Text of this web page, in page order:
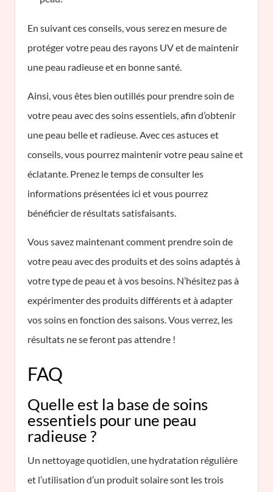
En suivant ces conseils, vous serez en mesure de
protéger votre peau des rayons UV et de maintenir
une peau radieuse et en bonne santé.
Ainsi, vous êtes bien outillés pour prendre soin de
votre peau avec des soins essentiels, afin d’obtenir
une peau belle et radieuse. Avec ces astuces et
conseils, vous pourrez maintenir votre peau saine et
éclatante. Prenez le temps de consulter les
informations présentées ici et vous pourrez
bénéficier de résultats satisfaisants.
Vous savez maintenant comment prendre soin de
votre peau avec des produits et des soins adaptés à
votre type de peau et à vos besoins. N’hésitez pas à
expérimenter des produits différents et à adapter
vos soins en fonction des saisons. Vous verrez, les
résultats ne se feront pas attendre !
FAQ
Quelle est la base de soins
essentiels pour une peau
radieuse ?
Un nettoyage quotidien, une hydratation régulière
et l’utilisation d’un produit solaire sont les trois